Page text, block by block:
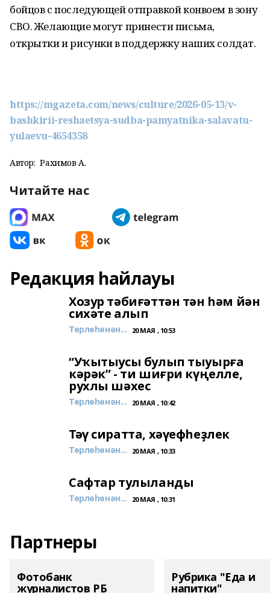
бойцов с последующей отправкой конвоем в зону
СВО. Желающие могут принести письма,
открытки и рисунки в поддержку наших солдат.
https://mgazeta.com/news/culture/2026-05-13/v-
bashkirii-reshaetsya-sudba-pamyatnika-salavatu-
yulaevu-4654358
Автор: Рахимов А.
Читайте нас
Редакция һайлауы
Хозур тәбиғәттән тән һәм йән
сихәте алып
Төрлөһөнән... 20 МАЯ , 10:53
“Уҡытыусы булып тыуырға
кәрәк” - ти шиғри күңелле,
рухлы шәхес
Төрлөһөнән... 20 МАЯ , 10:42
Тәү сиратта, хәүефһеҙлек
Төрлөһөнән... 20 МАЯ , 10:33
Сафтар тулыланды
Төрлөһөнән... 20 МАЯ , 10:31
Партнеры
Фотобанк
журналистов РБ
Рубрика "Еда и
напитки"